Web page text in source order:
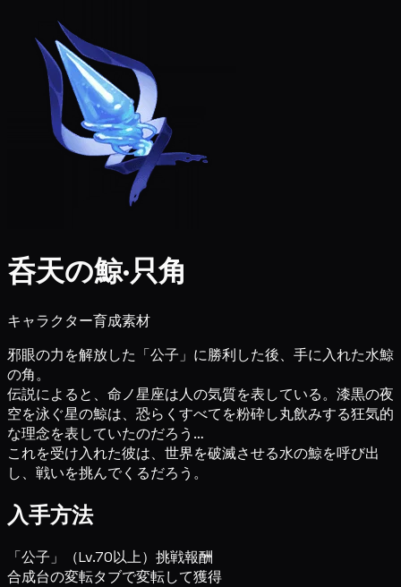
呑天の鯨·只角
キャラクター育成素材
邪眼の力を解放した「公子」に勝利した後、手に入れた水鯨
の角。
伝説によると、命ノ星座は人の気質を表している。漆黒の夜
空を泳ぐ星の鯨は、恐らくすべてを粉砕し丸飲みする狂気的
な理念を表していたのだろう…
これを受け入れた彼は、世界を破滅させる水の鯨を呼び出
し、戦いを挑んでくるだろう。
入手方法
「公子」（Lv.70以上）挑戦報酬
合成台の変転タブで変転して獲得